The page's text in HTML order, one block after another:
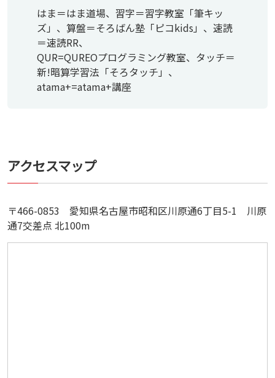
はま＝はま道場、習字＝習字教室「筆キッ
ズ」、算盤＝そろばん塾「ピコkids」、速読
＝速読RR、
QUR=QUREOプログラミング教室、タッチ＝
新!暗算学習法「そろタッチ」、
atama+=atama+講座
アクセスマップ
〒466-0853 愛知県名古屋市昭和区川原通6丁目5-1 川原
通7交差点 北100m